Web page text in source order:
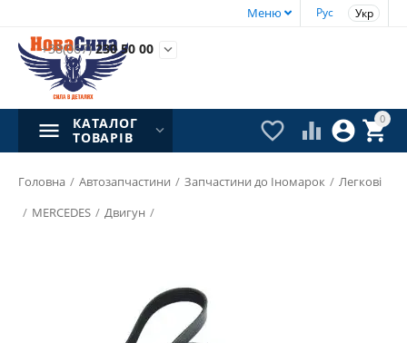
Рус Укр
Меню
+38(067)230 50 00 
0


 
КАТАЛОГ
ТОВАРІВ
Головна / Автозапчастини / Запчастини до Іномарок / Легкові
/ MERCEDES / Двигун /